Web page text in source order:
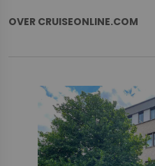
OVER CRUISEONLINE.COM